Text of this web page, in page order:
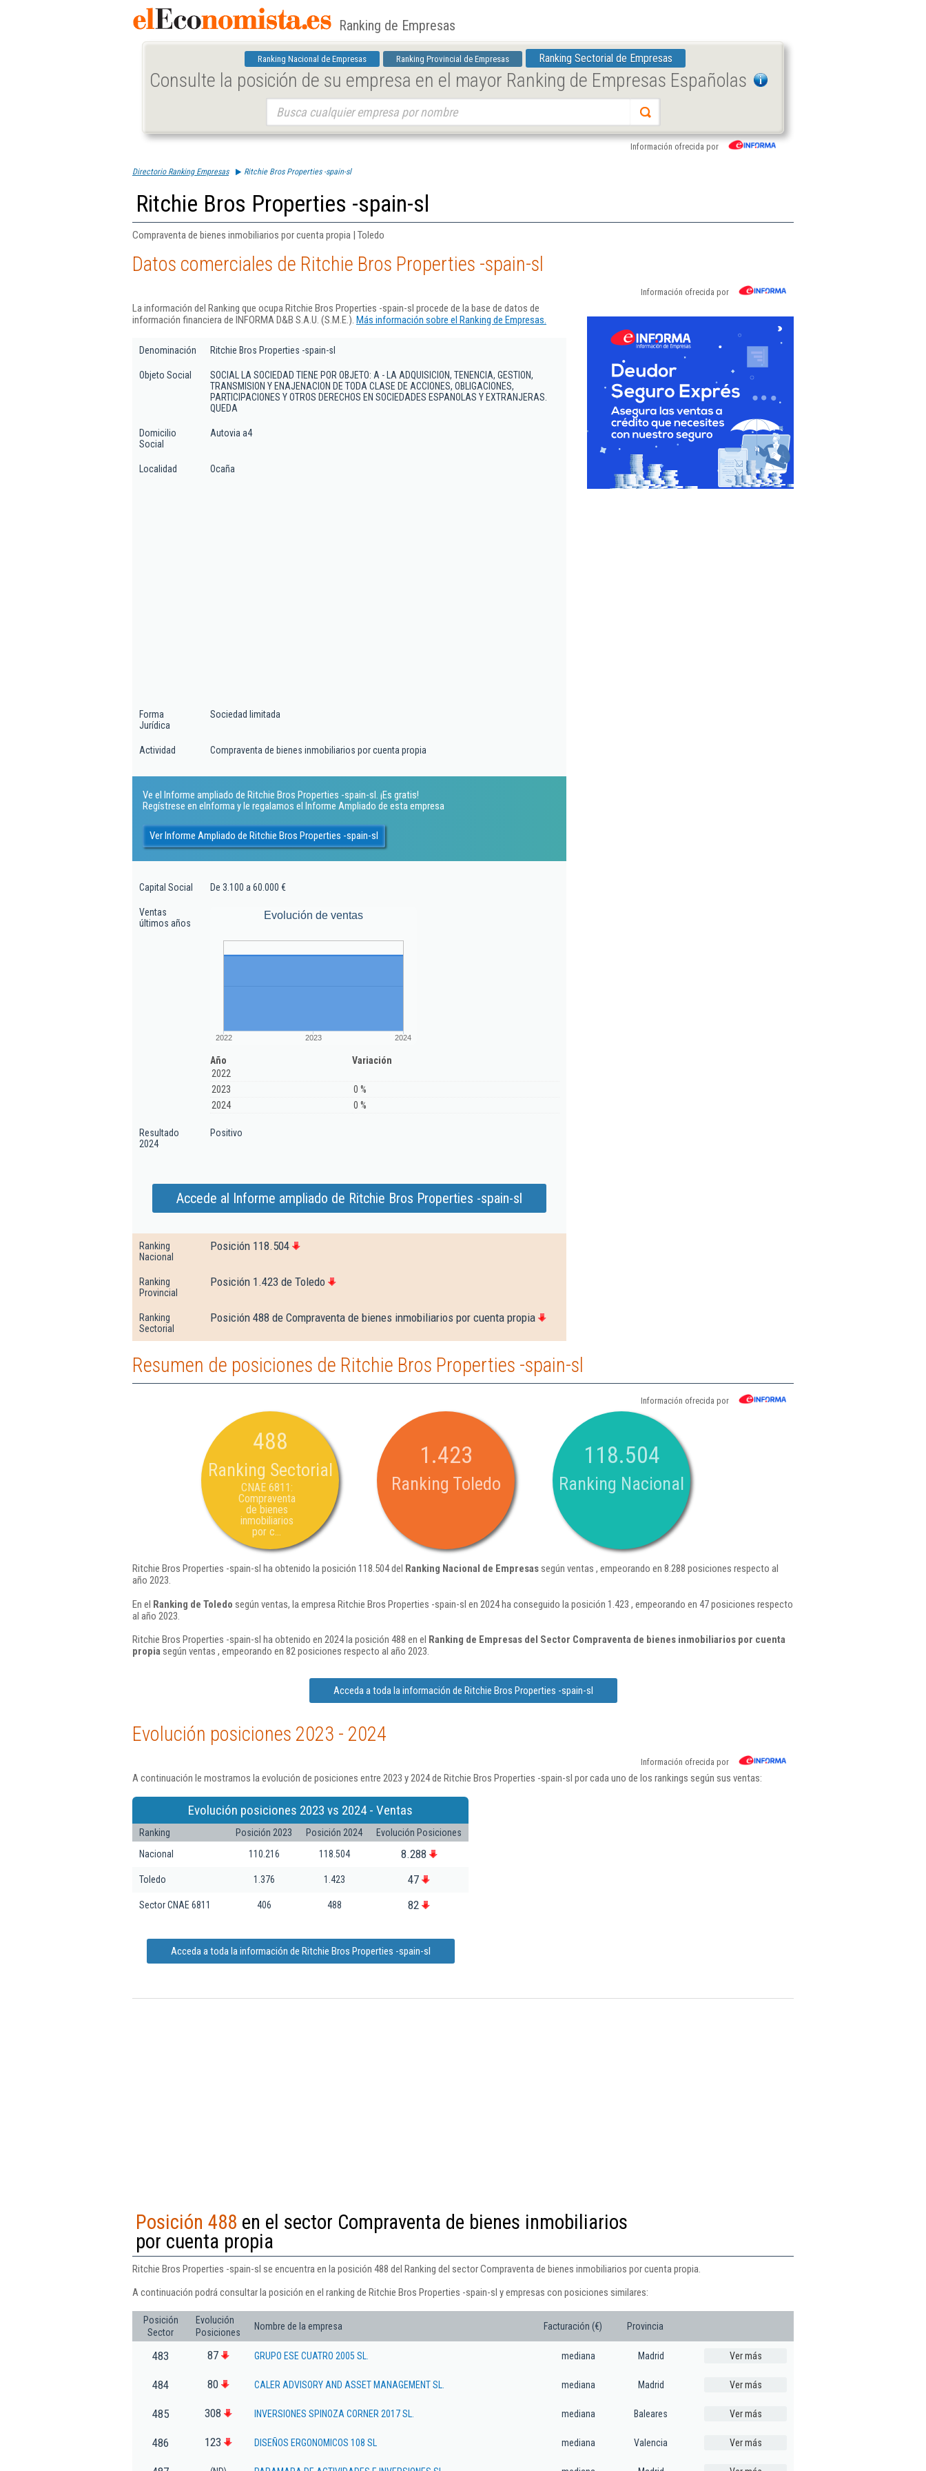
Ranking de Empresas
Ranking Nacional de Empresas Ranking Provincial de Empresas Ranking Sectorial de Empresas
Consulte la posición de su empresa en el mayor Ranking de Empresas Españolas
Información ofrecida por
Directorio Ranking Empresas Ritchie Bros Properties -spain-sl
Ritchie Bros Properties -spain-sl
Compraventa de bienes inmobiliarios por cuenta propia | Toledo
Datos comerciales de Ritchie Bros Properties -spain-sl
Información ofrecida por
La información del Ranking que ocupa Ritchie Bros Properties -spain-sl procede de la base de datos de
información financiera de INFORMA D&B S.A.U. (S.M.E.). Más información sobre el Ranking de Empresas.
Denominación Ritchie Bros Properties -spain-sl
Objeto Social
SOCIAL LA SOCIEDAD TIENE POR OBJETO: A - LA ADQUISICION, TENENCIA, GESTION,
TRANSMISION Y ENAJENACION DE TODA CLASE DE ACCIONES, OBLIGACIONES,
PARTICIPACIONES Y OTROS DERECHOS EN SOCIEDADES ESPANOLAS Y EXTRANJERAS.
QUEDA
Domicilio
Social
Autovia a4
Localidad Ocaña
Forma
Jurídica
Sociedad limitada
Actividad Compraventa de bienes inmobiliarios por cuenta propia
Ve el Informe ampliado de Ritchie Bros Properties -spain-sl. ¡Es gratis!
Regístrese en eInforma y le regalamos el Informe Ampliado de esta empresa
Ver Informe Ampliado de Ritchie Bros Properties -spain-sl
Capital Social De 3.100 a 60.000 €
Ventas
últimos años
Evolución de ventas
2022 2023 2024
Año
Variación
2022
2023
0 %
2024
0 %
Resultado
2024
Positivo
Accede al Informe ampliado de Ritchie Bros Properties -spain-sl
Ranking
Nacional
Posición 118.504
Ranking
Provincial
Posición 1.423 de Toledo
Ranking
Sectorial
Posición 488 de Compraventa de bienes inmobiliarios por cuenta propia
Resumen de posiciones de Ritchie Bros Properties -spain-sl
Información ofrecida por
488
Ranking Sectorial
CNAE 6811:
Compraventa
de bienes
inmobiliarios
por c...
1.423
Ranking Toledo
118.504
Ranking Nacional
Ritchie Bros Properties -spain-sl ha obtenido la posición 118.504 del Ranking Nacional de Empresassegún ventas , empeorando en 8.288 posiciones respecto al
año 2023.
En el Ranking de Toledo según ventas, la empresa Ritchie Bros Properties -spain-sl en 2024 ha conseguido la posición 1.423 , empeorando en 47 posiciones respecto
al año 2023.
Ritchie Bros Properties -spain-sl ha obtenido en 2024 la posición 488 en el Ranking de Empresas del Sector Compraventa de bienes inmobiliarios por cuenta
propiasegún ventas , empeorando en 82 posiciones respecto al año 2023.
Acceda a toda la información de Ritchie Bros Properties -spain-sl
Evolución posiciones 2023 - 2024
Información ofrecida por
A continuación le mostramos la evolución de posiciones entre 2023 y 2024 de Ritchie Bros Properties -spain-sl por cada uno de los rankings según sus ventas:
Evolución posiciones 2023 vs 2024 - Ventas
Ranking Posición 2023 Posición 2024
Evolución Posiciones
Nacional
110.216 118.504 8.288
Toledo 1.376 1.423 47
Sector CNAE 6811 406 488 82
Acceda a toda la información de Ritchie Bros Properties -spain-sl
Posición 488 en el sector Compraventa de bienes inmobiliarios
por cuenta propia
Ritchie Bros Properties -spain-sl se encuentra en la posición 488 del Ranking del sector Compraventa de bienes inmobiliarios por cuenta propia.
A continuación podrá consultar la posición en el ranking de Ritchie Bros Properties -spain-sl y empresas con posiciones similares:
Posición
Sector
Evolución
Posiciones
Nombre de la empresa Facturación (€) Provincia
483 87 GRUPO ESE CUATRO 2005 SL. mediana Madrid Ver más
484 80 CALER ADVISORY AND ASSET MANAGEMENT SL. mediana Madrid Ver más
485 308 INVERSIONES SPINOZA CORNER 2017 SL. mediana Baleares Ver más
486 123 DISEÑOS ERGONOMICOS 108 SL mediana Valencia Ver más